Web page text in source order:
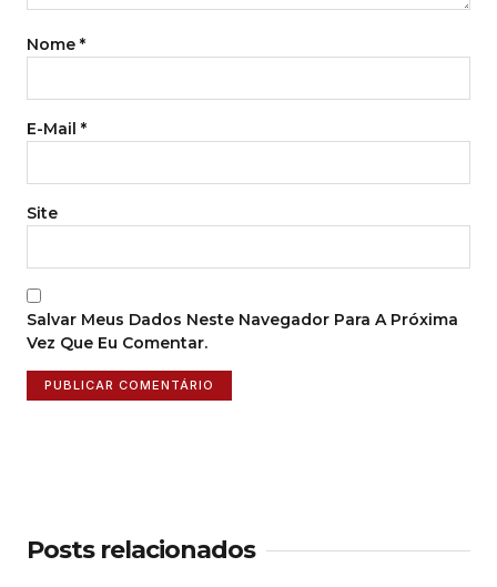
Nome *
E-Mail *
Site
Salvar Meus Dados Neste Navegador Para A Próxima
Vez Que Eu Comentar.
Posts relacionados